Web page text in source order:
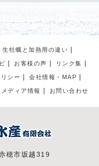
生牡蠣と加熱用の違い
お客様の声
リンク集
シー
会社情報・MAP
メディア情報 お問い合わせ
穂市坂越319